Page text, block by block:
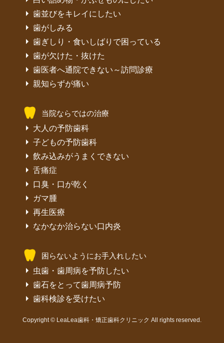
歯並びをキレイにしたい
歯がしみる
歯ぎしり・食いしばりで困っている
歯が欠けた・抜けた
歯医者へ通院できない～訪問診療
親知らずが痛い
当院ならではの治療
大人の予防歯科
子どもの予防歯科
飲み込みがうまくできない
舌痛症
口臭・口が乾く
ガマ腫
再生医療
なかなか治らない口内炎
困らないようにお手入れしたい
虫歯・歯周病を予防したい
歯石をとって歯周病予防
歯科検診を受けたい
Copyright © LeaLea歯科・矯正歯科クリニック All rights reserved.